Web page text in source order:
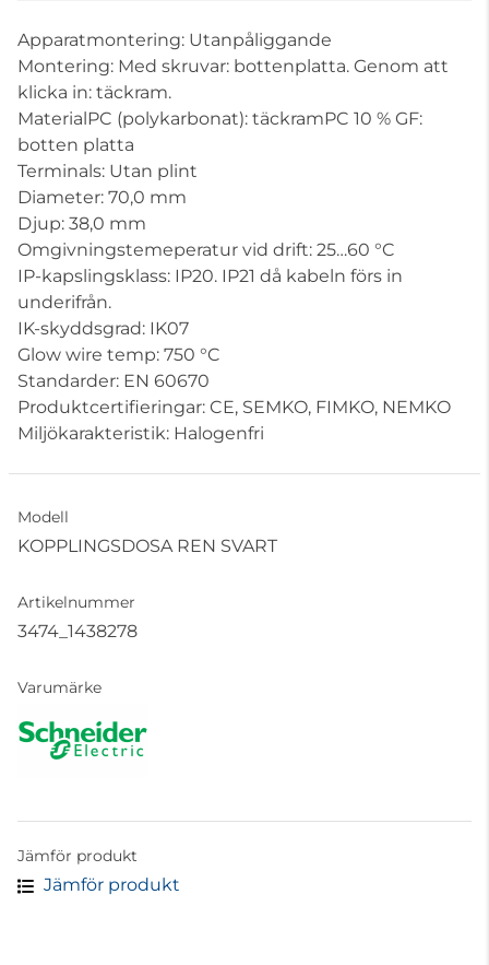
Apparatmontering: Utanpåliggande
Montering: Med skruvar: bottenplatta. Genom att
klicka in: täckram.
MaterialPC (polykarbonat): täckramPC 10 % GF:
botten platta
Terminals: Utan plint
Diameter: 70,0 mm
Djup: 38,0 mm
Omgivningstemeperatur vid drift: 25…60 °C
IP-kapslingsklass: IP20. IP21 då kabeln förs in
underifrån.
IK-skyddsgrad: IK07
Glow wire temp: 750 °C
Standarder: EN 60670
Produktcertifieringar: CE, SEMKO, FIMKO, NEMKO
Miljökarakteristik: Halogenfri
Modell
KOPPLINGSDOSA REN SVART
Artikelnummer
3474_1438278
Varumärke
Jämför produkt
Jämför produkt